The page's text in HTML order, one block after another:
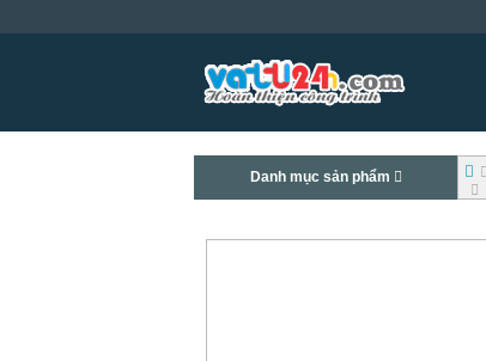
Danh mục sản phẩm